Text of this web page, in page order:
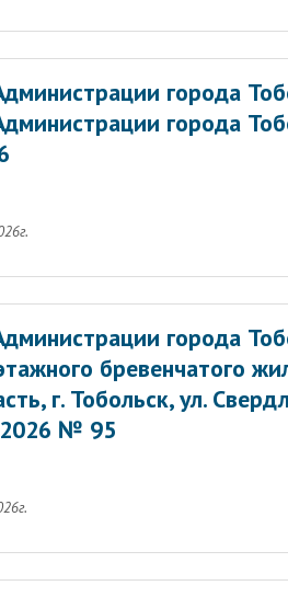
города
города
города
бревенчатого
г. Тобольск, ул.
№ 95